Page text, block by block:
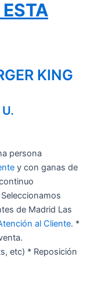
KING
persona
y con ganas de
Seleccionamos
de Madrid Las
al Cliente. *
etc) * Reposición